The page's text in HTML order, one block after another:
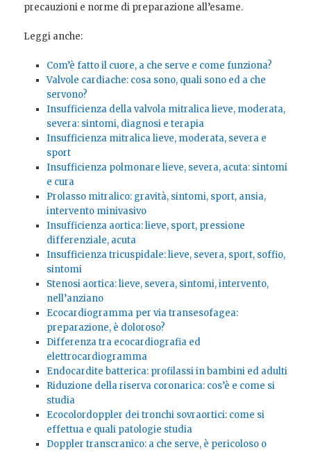
precauzioni e norme di preparazione all’esame.
Leggi anche:
Com’è fatto il cuore, a che serve e come funziona?
Valvole cardiache: cosa sono, quali sono ed a che
servono?
Insufficienza della valvola mitralica lieve, moderata,
severa: sintomi, diagnosi e terapia
Insufficienza mitralica lieve, moderata, severa e
sport
Insufficienza polmonare lieve, severa, acuta: sintomi
e cura
Prolasso mitralico: gravità, sintomi, sport, ansia,
intervento minivasivo
Insufficienza aortica: lieve, sport, pressione
differenziale, acuta
Insufficienza tricuspidale: lieve, severa, sport, soffio,
sintomi
Stenosi aortica: lieve, severa, sintomi, intervento,
nell’anziano
Ecocardiogramma per via transesofagea:
preparazione, è doloroso?
Differenza tra ecocardiografia ed
elettrocardiogramma
Endocardite batterica: profilassi in bambini ed adulti
Riduzione della riserva coronarica: cos’è e come si
studia
Ecocolordoppler dei tronchi sovraortici: come si
effettua e quali patologie studia
Doppler transcranico: a che serve, è pericoloso o